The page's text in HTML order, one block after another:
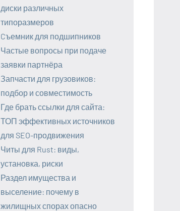
диски различных
типоразмеров
Cъемник для подшипников
Частые вопросы при подаче
заявки партнёра
Запчасти для грузовиков:
подбор и совместимость
Где брать ссылки для сайта:
ТОП эффективных источников
для SEO-продвижения
Читы для Rust: виды,
установка, риски
Раздел имущества и
выселение: почему в
жилищных спорах опасно